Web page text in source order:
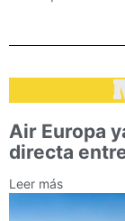
Air Europa
directa
Leer más